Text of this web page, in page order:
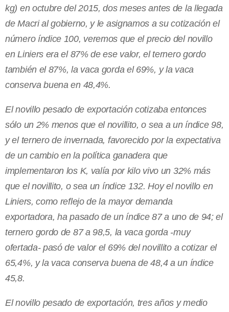
kg) en octubre del 2015, dos meses antes de la llegada
de Macri al gobierno, y le asignamos a su cotización el
número índice 100, veremos que el precio del novillo
en Liniers era el 87% de ese valor, el ternero gordo
también el 87%, la vaca gorda el 69%, y la vaca
conserva buena en 48,4%.
El novillo pesado de exportación cotizaba entonces
sólo un 2% menos que el novillito, o sea a un índice 98,
y el ternero de invernada, favorecido por la expectativa
de un cambio en la política ganadera que
implementaron los K, valía por kilo vivo un 32% más
que el novillito, o sea un índice 132. Hoy el novillo en
Liniers, como reflejo de la mayor demanda
exportadora, ha pasado de un índice 87 a uno de 94; el
ternero gordo de 87 a 98,5, la vaca gorda -muy
ofertada- pasó de valor el 69% del novillito a cotizar el
65,4%, y la vaca conserva buena de 48,4 a un índice
45,8.
El novillo pesado de exportación, tres años y medio